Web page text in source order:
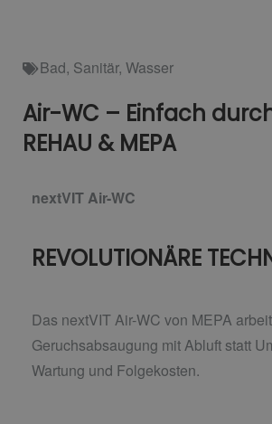
Bad, Sanitär, Wasser
Air-WC – Einfach
REHAU & MEPA
nextVIT Air-WC
REVOLUTIONÄRE
Das nextVIT Air-WC von MEPA
Geruchsabsaugung mit Abluft statt
Wartung und Folgekosten.